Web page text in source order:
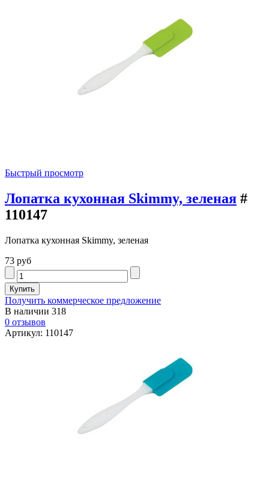
Быстрый просмотр
Лопатка кухонная Skimmy, зеленая #
110147
Лопатка кухонная Skimmy, зеленая
73 руб
Получить коммерческое предложение
В наличии 318
0 отзывов
Артикул: 110147